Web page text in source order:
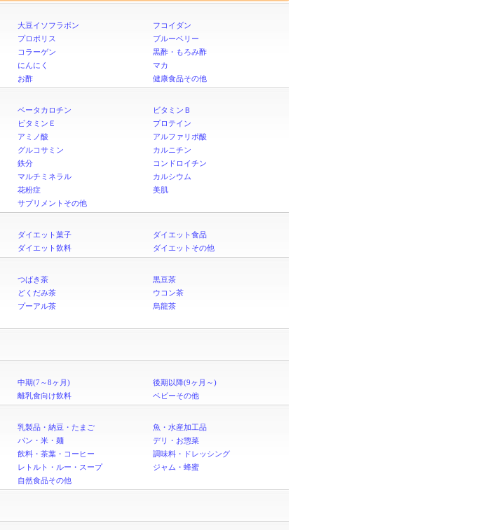
大豆イソフラボン
フコイダン
プロポリス
ブルーベリー
コラーゲン
黒酢・もろみ酢
にんにく
マカ
お酢 健康食品その他
ベータカロチン
ビタミンＢ
ビタミンＥ
プロテイン
アミノ酸
アルファリポ酸
グルコサミン
カルニチン
鉄分
コンドロイチン
マルチミネラル
カルシウム
花粉症
美肌
サプリメントその他
ダイエット菓子
ダイエット食品
ダイエット飲料 ダイエットその他
つばき茶
黒豆茶
どくだみ茶
ウコン茶
プーアル茶
烏龍茶
中期(7～8ヶ月)
後期以降(9ヶ月～)
離乳食向け飲料 ベビーその他
乳製品・納豆・たまご
魚・水産加工品
パン・米・麺
デリ・お惣菜
飲料・茶葉・コーヒー
調味料・ドレッシング
レトルト・ルー・スープ
ジャム・蜂蜜
自然食品その他